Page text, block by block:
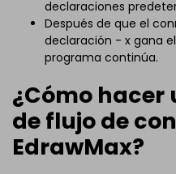
declaraciones
Después de que el
declaración - x gana
programa continúa.
¿Cómo
de flujo de
EdrawMax?